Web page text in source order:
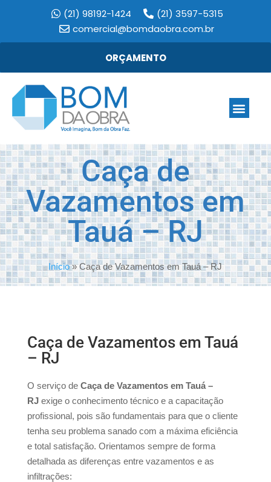
(21) 98192-1424
(21) 3597-5315
comercial@bomdaobra.com.br
ORÇAMENTO
Caça de
Vazamentos em
Tauá – RJ
Início»Caça de Vazamentos em Tauá – RJ
Caça de Vazamentos em Tauá
– RJ
O serviço de Caça de Vazamentos em Tauá –
RJ exige o conhecimento técnico e a capacitação
profissional, pois são fundamentais para que o cliente
tenha seu problema sanado com a máxima eficiência
e total satisfação. Orientamos sempre de forma
detalhada as diferenças entre vazamentos e as
infiltrações: